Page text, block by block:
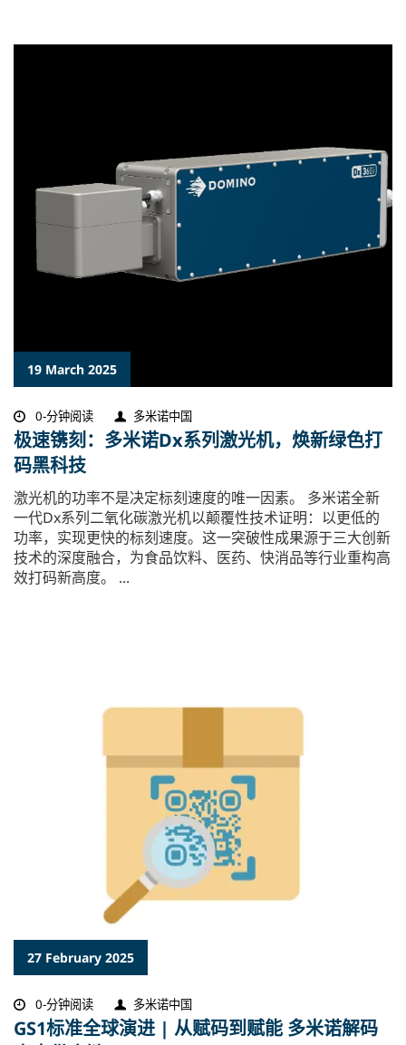
19 March 2025
0-分钟阅读 多米诺中国
极速镌刻：多米诺Dx系列激光机，焕新绿色打
码黑科技
激光机的功率不是决定标刻速度的唯一因素。 多米诺全新
一代Dx系列二氧化碳激光机以颠覆性技术证明：以更低的
功率，实现更快的标刻速度。这一突破性成果源于三大创新
技术的深度融合，为食品饮料、医药、快消品等行业重构高
效打码新高度。 ...
27 February 2025
0-分钟阅读 多米诺中国
GS1标准全球演进 | 从赋码到赋能 多米诺解码